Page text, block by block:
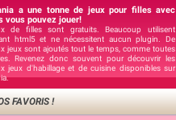
a une tonne de jeux pour filles avec
vous pouvez jouer!
de filles sont gratuits. Beaucoup utilisent
html5 et ne nécessitent aucun plugin. De
jeux sont ajoutés tout le temps, comme toutes
Revenez donc souvent pour découvrir les
jeux d'habillage et de cuisine disponibles sur
FAVORIS !